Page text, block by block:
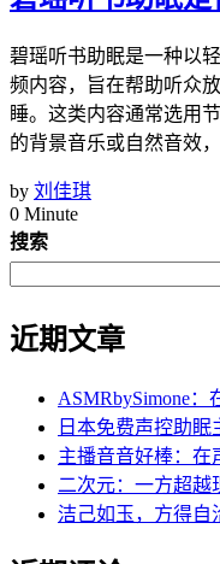
碧瑶听书助眠是一种以
频内容，旨在帮助听众
睡。这类内容通常选用
的背景音乐或自然音效
by 刘佳琪
0 Minute
搜索
近期文章
ASMRbySimone
日本免费声控助眠
主播音音好棒：在
二次元：一方超越
洁己如玉，方得自